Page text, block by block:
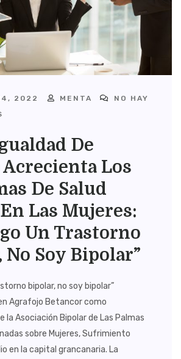
2022 MENTA
NO HAY
De
Los
De Salud
Las Mujeres:
Un Trastorno
Soy Bipolar”
bipolar, no soy bipolar”
Agrafojo Betancor como
la Asociación Bipolar de Las Palmas
sobre Mujeres, Sufrimiento
en la capital grancanaria. La